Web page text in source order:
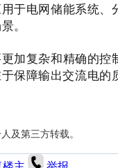
于电网储能系统
。
加复杂和精确的
保障输出交流电
及第三方转载。